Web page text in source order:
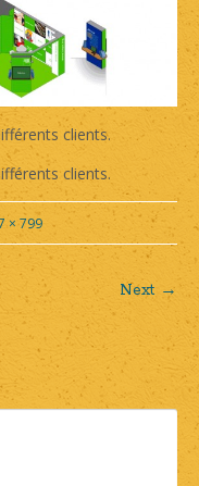
clients.
clients.
× 799
Next →